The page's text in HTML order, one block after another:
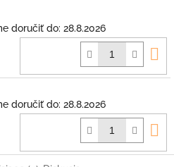
doručiť do: 28.8.2026
doručiť do: 28.8.2026